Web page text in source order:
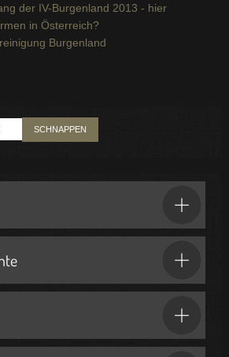
der IV-Burgenland 2013 - hier
in Österreich?
Burgenland
SCHNAPPEN